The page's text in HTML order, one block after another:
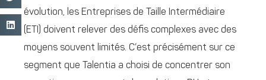
évolution, les Entreprises de Taille Intermédiaire
(ETI) doivent relever des défis complexes avec des
moyens souvent limités. C’est précisément sur ce
segment que Talentia a choisi de concentrer son